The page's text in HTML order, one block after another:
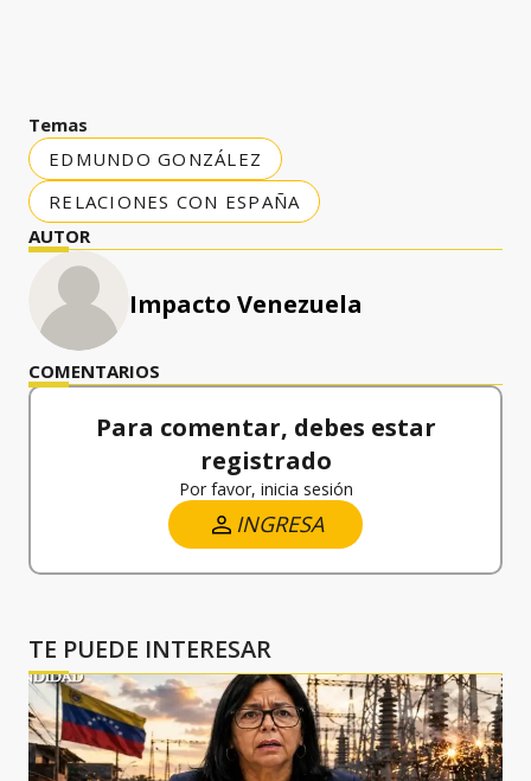
Temas
EDMUNDO GONZÁLEZ
RELACIONES CON ESPAÑA
AUTOR
Impacto Venezuela
COMENTARIOS
Para comentar, debes estar
registrado
Por favor, inicia sesión
INGRESA
TE PUEDE INTERESAR